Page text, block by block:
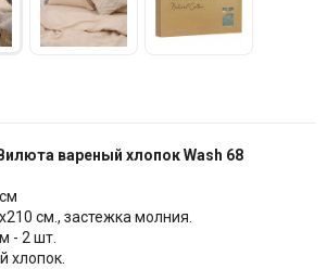
вареный хлопок Wash 68
см., застежка молния.
- 2 шт.
хлопок.